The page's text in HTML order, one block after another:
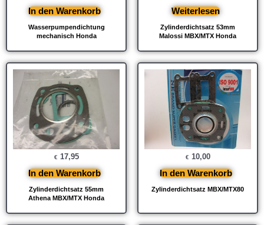
Wasserpumpendichtung
mechanisch Honda
In den Warenkorb
Zylinderdichtsatz 53mm
Malossi MBX/MTX Honda
Weiterlesen
Zylinderdichtsatz 55mm
Athena MBX/MTX Honda
€ 17,95
In den Warenkorb
Zylinderdichtsatz MBX/MTX80
€ 10,00
In den Warenkorb